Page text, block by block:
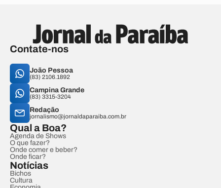
Contate-nos
João Pessoa
(83) 2106.1892
Campina Grande
(83) 3315-3204
Redação
jornalismo@jornaldaparaiba.com.br
Qual a Boa?
Agenda de Shows
O que fazer?
Onde comer e beber?
Onde ficar?
Notícias
Bichos
Cultura